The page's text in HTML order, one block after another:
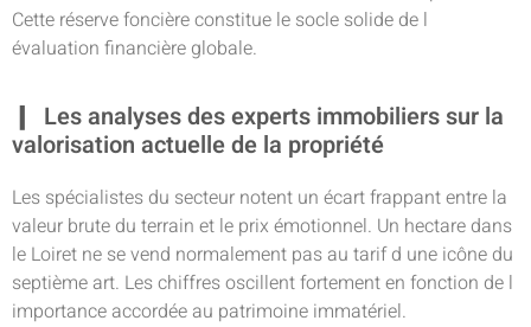
Cette réserve foncière constitue le socle solide de l
évaluation financière globale.
Les analyses des experts immobiliers sur la
valorisation actuelle de la propriété
Les spécialistes du secteur notent un écart frappant entre la
valeur brute du terrain et le prix émotionnel. Un hectare dans
le Loiret ne se vend normalement pas au tarif d une icône du
septième art. Les chiffres oscillent fortement en fonction de l
importance accordée au patrimoine immatériel.